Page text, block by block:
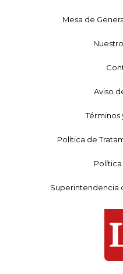
Mesa de
Aviso
Términos
Política de
Superintendencia